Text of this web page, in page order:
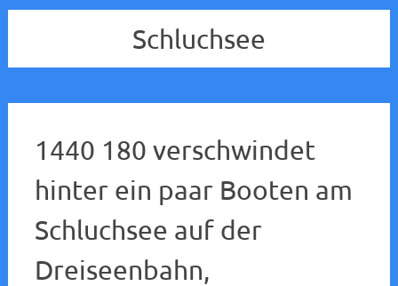
Schluchsee
1440 180 verschwindet
hinter ein paar Booten am
Schluchsee auf der
Dreiseenbahn,